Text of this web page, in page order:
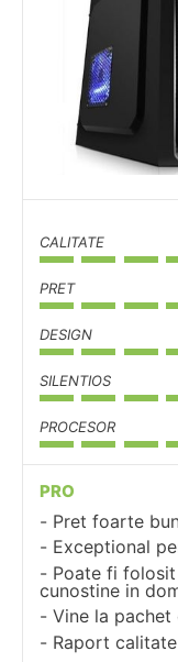
CALITATE
PRET
DESIGN
SILENTIOS
PROCESOR
PRO
Pret foarte
Exceptional
Poate fi
cunostine in
Vine la pachet
Raport